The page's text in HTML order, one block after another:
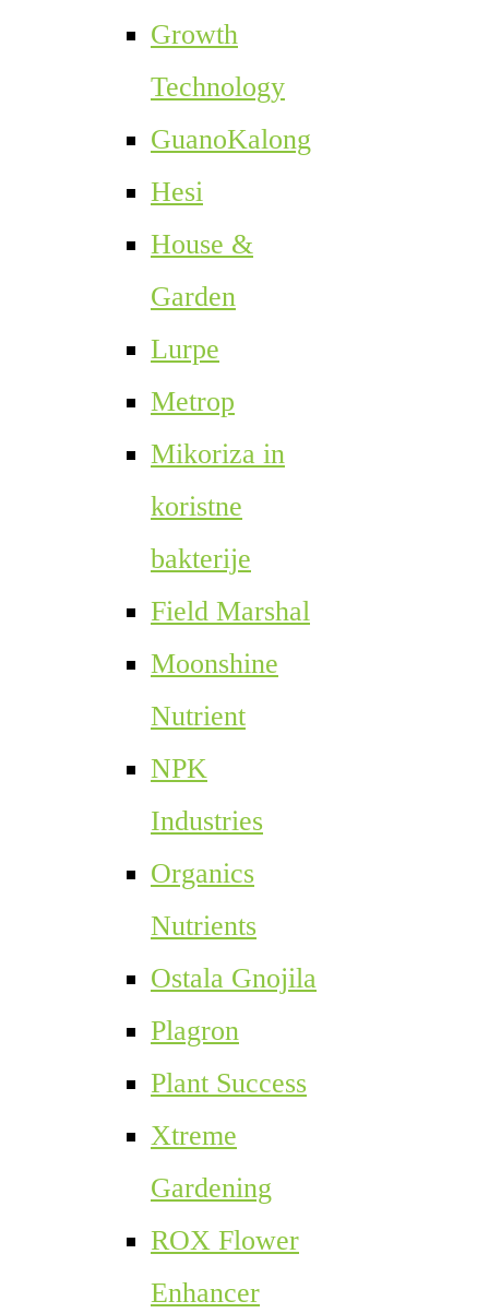
Growth
Technology
GuanoKalong
Hesi
House &
Garden
Lurpe
Metrop
Mikoriza in
koristne
bakterije
Field Marshal
Moonshine
Nutrient
NPK
Industries
Organics
Nutrients
Ostala Gnojila
Plagron
Plant Success
Xtreme
Gardening
ROX Flower
Enhancer